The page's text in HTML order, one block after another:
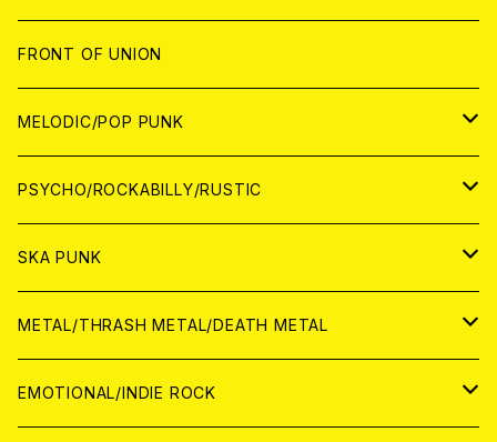
JAPAN
アナログ
CD
WORLD
アナログ
CD
FRONT OF UNION
MELODIC/POP PUNK
JAPAN
CD
ANALOG
WORLD
CD
ANALOG
PSYCHO/ROCKABILLY/RUSTIC
JAPAN
CD
ANALOG
WORLD
CD
SKA PUNK
JAPAN
CD
WORLD
METAL/THRASH METAL/DEATH METAL
JAPAN
EMOTIONAL/INDIE ROCK